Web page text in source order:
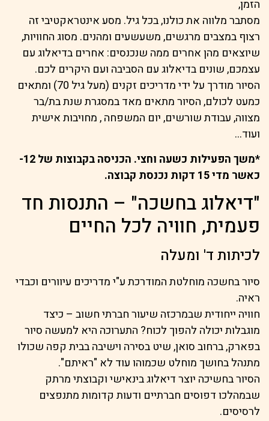
הזמן,
מסתבר מלווה את כולנו, בכל גיל. מסע אינטראקטיבי זה
רצוף במצבים מרגשים, משעשעים ומהנים. מסוג החוויות,
שיוצאים מהן אחרים ממה שנכנסים: אחרים בדיאלוג עם
עצמכם, שונים בדיאלוג עם הסביבה ועם היקרים לכם.
הסיור מודרך על ידי מדריכים זקנים (מעל גיל 70) ומתאים
כמעט לכולם, הסיור מתאים מאד במסגרת שנת בת/בר
מצווה, עבודת שורשים, יום המשפחה , מחויבות אישית
ועוד…
*משך הפעילות כשעה וחצי. הכניסה בקבוצות של 12-
כאשר מדי 15 דקות נכנסת קבוצה.
"דיאלוג בחשכה" – התנסות חד
פעמית, חוויה לכל החיים
לכיתות ד' ומעלה
סיור בחשכה מוחלטת המודרכת ע"י מדריכים עיוורים וכבדי
ראיה.
חוויה ייחודית שבמרכזה שיעור חברתי חשוב – כיצד
מוגבלות יכולה להפוך לכוח? התערוכה היא למעשה סיור
בפארק, ברחוב סואן, שיט בסירה וישיבה בבית קפה שכולו
מתנהל בחושך מוחלט שכמוהו עוד לא "ראיתם".
הסיור בחשיכה יוצר דיאלוג בינאישי וקבוצתי מרתק
שבמהלכו דפוסים חברתיים ודעות קדומות מתנפצים
לרסיסים.